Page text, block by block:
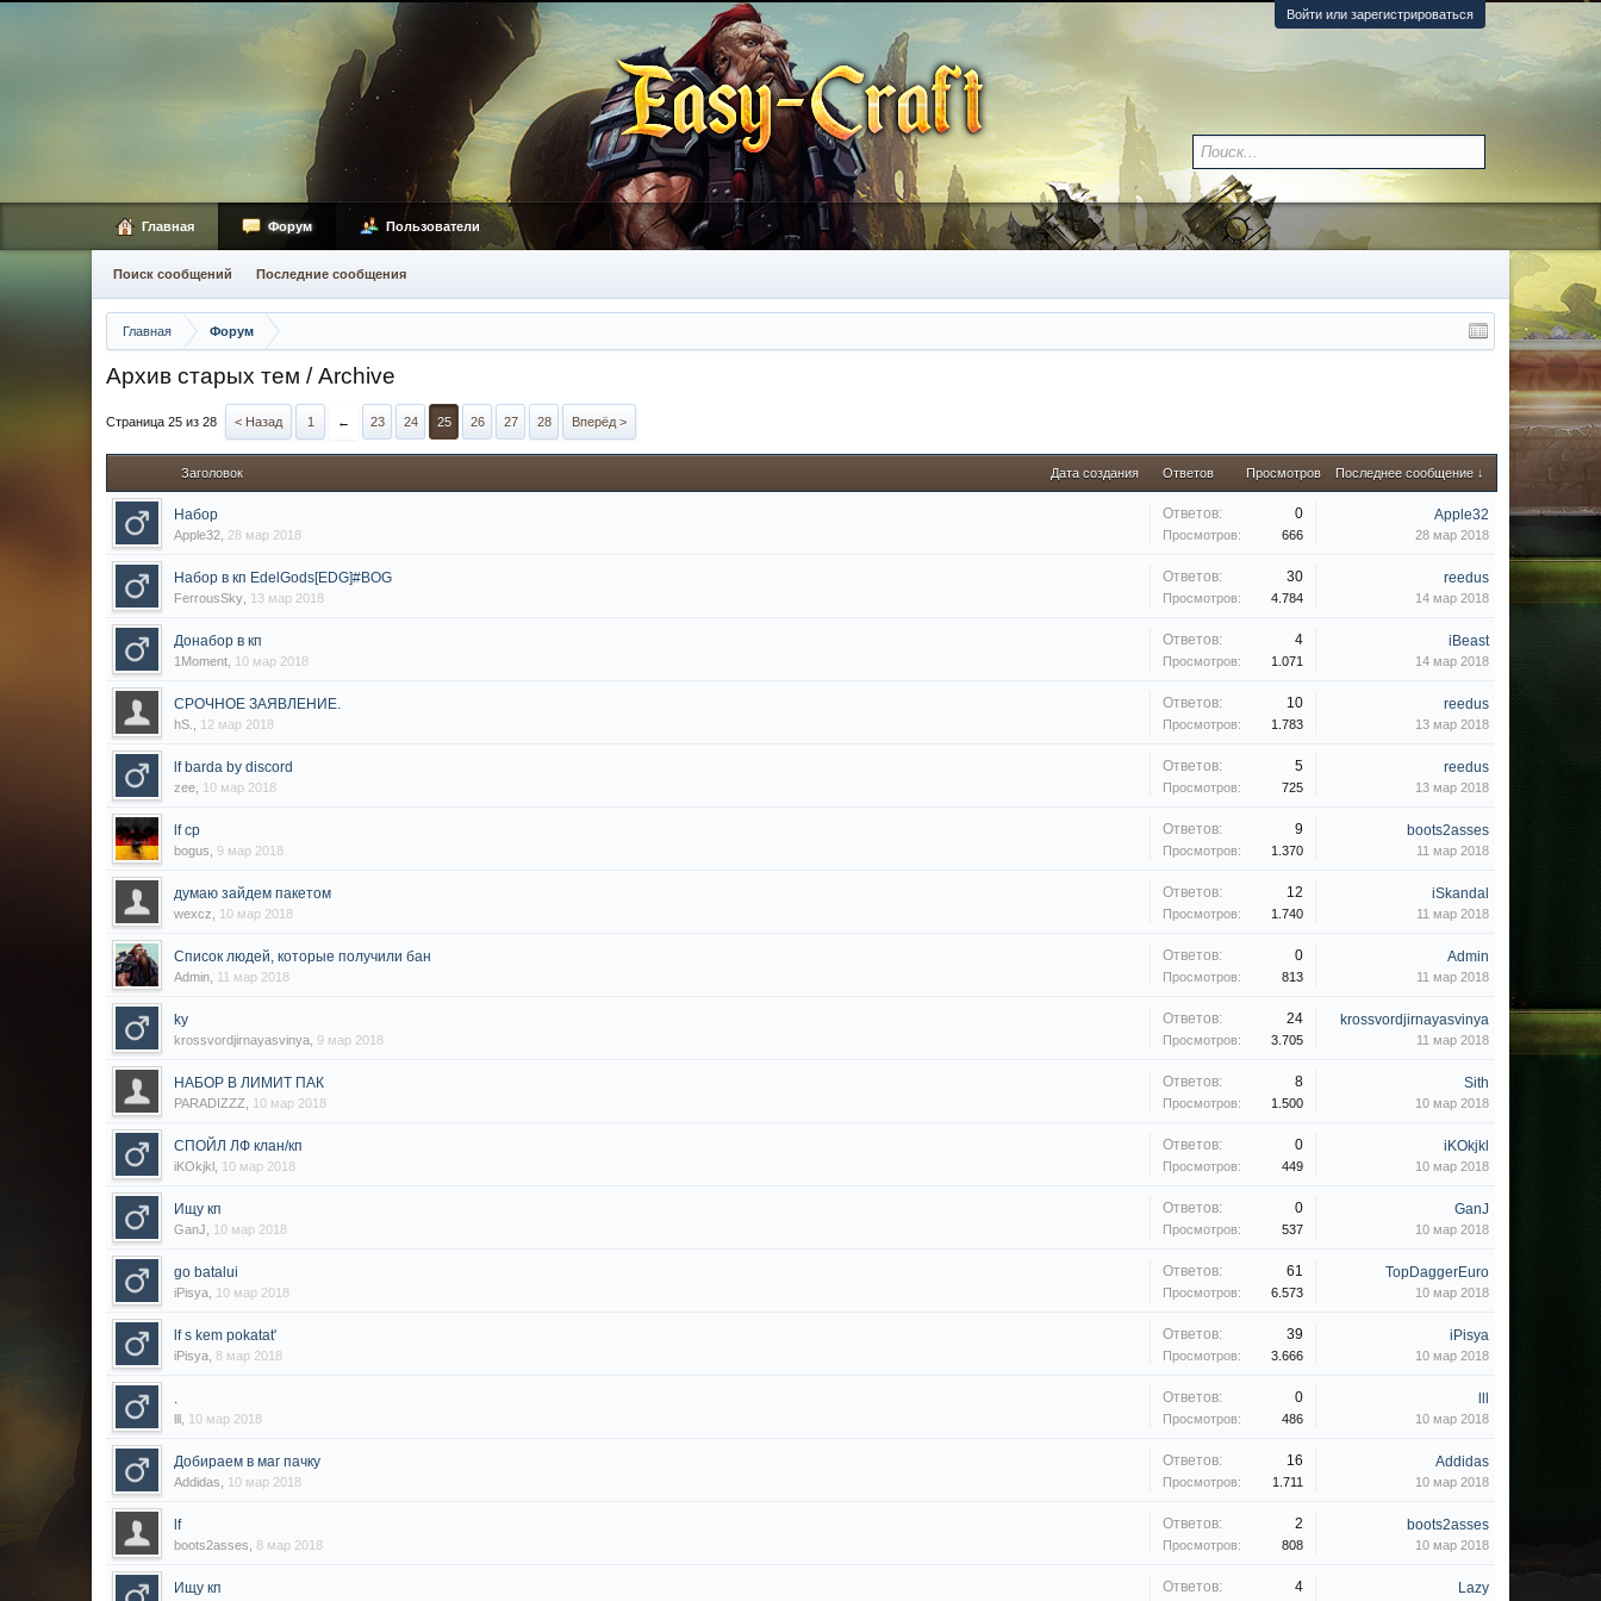
Войти или зарегистрироваться
Главная Форум
Архив старых тем / Archive
Страница 25 из 28 < Назад 1 ← 23 24 25 26 27 28 Вперёд >
Заголовок Дата создания Ответов Просмотров Последнее сообщение ↓
Набор
Apple32 28 мар 2018
Ответов: 0
Просмотров: 666
Apple32
28 мар 2018
Набор в кп EdelGods[EDG]#BOG
FerrousSky 13 мар 2018
Ответов: 30
Просмотров: 4.784
reedus
14 мар 2018
Донабор в кп
1Moment 10 мар 2018
Ответов: 4
Просмотров: 1.071
iBeast
14 мар 2018
СРОЧНОЕ ЗАЯВЛЕНИЕ.
hS. 12 мар 2018
Ответов: 10
Просмотров: 1.783
reedus
13 мар 2018
lf barda by discord
zee 10 мар 2018
Ответов: 5
Просмотров: 725
reedus
13 мар 2018
lf cp
bogus 9 мар 2018
Ответов: 9
Просмотров: 1.370
boots2asses
11 мар 2018
думаю зайдем пакетом
wexcz 10 мар 2018
Ответов: 12
Просмотров: 1.740
iSkandal
11 мар 2018
Список людей, которые получили бан
Admin 11 мар 2018
Ответов: 0
Просмотров: 813
Admin
11 мар 2018
ky
krossvordjirnayasvinya 9 мар 2018
Ответов: 24
Просмотров: 3.705
krossvordjirnayasvinya
11 мар 2018
НАБОР В ЛИМИТ ПАК
PARADIZZZ 10 мар 2018
Ответов: 8
Просмотров: 1.500
Sith
10 мар 2018
СПОЙЛ ЛФ клан/кп
iKOkjkl 10 мар 2018
Ответов: 0
Просмотров: 449
iKOkjkl
10 мар 2018
Ищу кп
GanJ 10 мар 2018
Ответов: 0
Просмотров: 537
GanJ
10 мар 2018
go batalui
iPisya 10 мар 2018
Ответов: 61
Просмотров: 6.573
TopDaggerEuro
10 мар 2018
lf s kem pokatat'
iPisya 8 мар 2018
Ответов: 39
Просмотров: 3.666
iPisya
10 мар 2018
.
lll 10 мар 2018
Ответов: 0
Просмотров: 486 10 мар 2018
Добираем в маг пачку
Addidas 10 мар 2018
Ответов: 16
Просмотров: 1.711
Addidas
10 мар 2018
lf
boots2asses 8 мар 2018
Ответов: 2
Просмотров: 808
boots2asses
10 мар 2018
Ищу кп Ответов: 4 Lazy
Главная Форум
Поиск сообщений Последние сообщения
Пользователи